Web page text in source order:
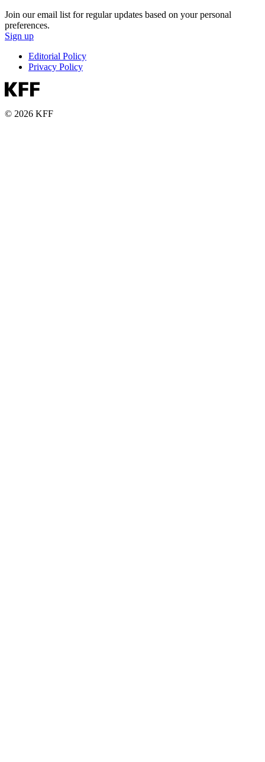
Join our email list for regular updates based on your personal
preferences.
Sign up
Editorial Policy
Privacy Policy
© 2026 KFF